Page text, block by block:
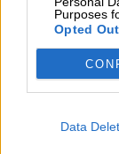
Purposes
Opted Out
Data
OTROS
Un viaje al
materia:
misterios del